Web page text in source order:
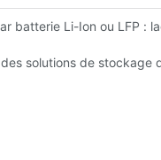
batterie Li-Ion ou LFP :
solutions de stockage